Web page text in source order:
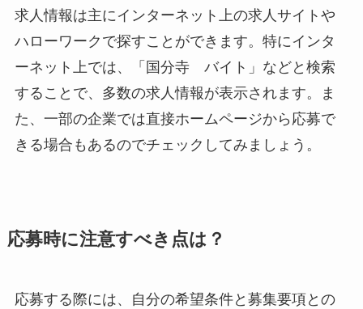
求人情報は主にインターネット上の求人サイトや
ハローワークで探すことができます。特にインタ
ーネット上では、「国分寺 バイト」などと検索
することで、多数の求人情報が表示されます。ま
た、一部の企業では直接ホームページから応募で
きる場合もあるのでチェックしてみましょう。
応募時に注意すべき点は？
応募する際には、自分の希望条件と募集要項との